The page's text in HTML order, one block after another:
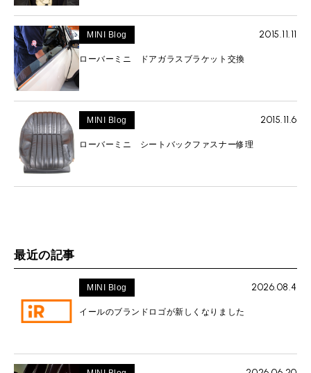
MINI Blog 2015.11.11
ローバーミニ ドアガラスブラケット交換
MINI Blog 2015.11.6
ローバーミニ シートバックファスナー修理
最近の記事
MINI Blog 2026.08.4
イールのブランドロゴが新しくなりました